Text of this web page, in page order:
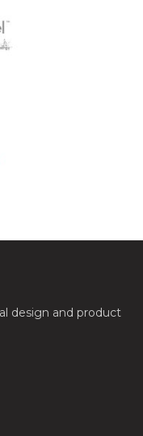
design and product